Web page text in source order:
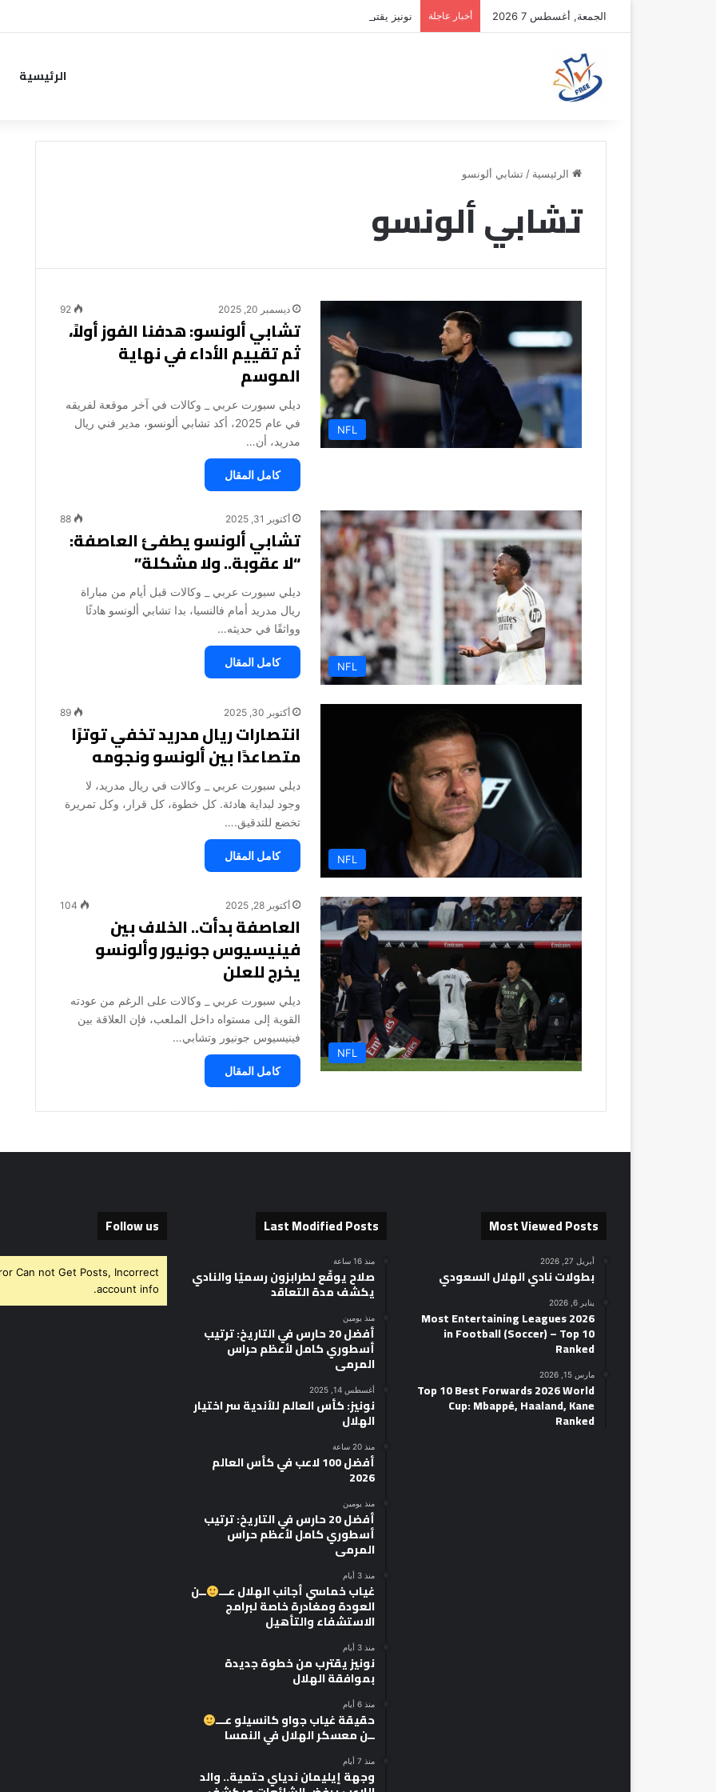
الجمعة, أغسطس 7 2026 أخبار عاجلة نونيز يقترب من خطوة جديدة بموافقة الهلال
الرئيسية
الرئيسية / تشابي ألونسو
تشابي ألونسو
NFL
ديسمبر 20, 2025 92
تشابي ألونسو: هدفنا الفوز أولاً،
ثم تقييم الأداء في نهاية
الموسم
ديلي سبورت عربي _ وكالات في آخر موقعة لفريقه
في عام 2025، أكد تشابي ألونسو، مدير فني ريال
مدريد، أن…
كامل المقال
NFL
أكتوبر 31, 2025 88
تشابي ألونسو يطفئ العاصفة:
“لا عقوبة.. ولا مشكلة”
ديلي سبورت عربي _ وكالات قبل أيام من مباراة
ريال مدريد أمام فالنسيا، بدا تشابي ألونسو هادئًا
وواثقًا في حديثه…
كامل المقال
NFL
أكتوبر 30, 2025 89
انتصارات ريال مدريد تخفي توترًا
متصاعدًا بين ألونسو ونجومه
ديلي سبورت عربي _ وكالات في ريال مدريد، لا
وجود لبداية هادئة. كل خطوة، كل قرار، وكل تمريرة
تخضع للتدقيق.…
كامل المقال
NFL
أكتوبر 28, 2025 104
العاصفة بدأت.. الخلاف بين
فينيسيوس جونيور وألونسو
يخرج للعلن
ديلي سبورت عربي _ وكالات على الرغم من عودته
القوية إلى مستواه داخل الملعب، فإن العلاقة بين
فينيسيوس جونيور وتشابي…
كامل المقال
Most Viewed Posts
أبريل 27, 2026
بطولات نادي الهلال السعودي
يناير 6, 2026
2026 Most Entertaining Leagues
in Football (Soccer) – Top 10
Ranked
مارس 15, 2026
Top 10 Best Forwards 2026 World
Cup: Mbappé, Haaland, Kane
Ranked
Last Modified Posts
منذ 16 ساعة
صلاح يوقّع لطرابزون رسميًا والنادي
يكشف مدة التعاقد
منذ يومين
أفضل 20 حارس في التاريخ: ترتيب
أسطوري كامل لأعظم حراس
المرمى
أغسطس 14, 2025
نونيز: كأس العالم للأندية سر اختيار
الهلال
منذ 20 ساعة
أفضل 100 لاعب في كأس العالم
2026
منذ يومين
أفضل 20 حارس في التاريخ: ترتيب
أسطوري كامل لأعظم حراس
المرمى
منذ 3 أيام
غياب خماسي أجانب الهلال عـــ ــن
العودة ومغادرة خاصة لبرامج
الاستشفاء والتأهيل
منذ 3 أيام
نونيز يقترب من خطوة جديدة
بموافقة الهلال
منذ 6 أيام
حقيقة غياب جواو كانسيلو عـــ
ــن معسكر الهلال في النمسا
منذ 7 أيام
وجهة إيليمان ندياي حتمية.. والد
Follow us
Can not Get Posts, Incorrect
account info.